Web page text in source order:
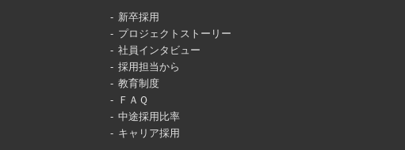
新卒採用
プロジェクトストーリー
社員インタビュー
採用担当から
教育制度
ＦＡＱ
中途採用比率
キャリア採用